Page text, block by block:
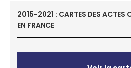
2015-2021 : CARTES DES ACTES
EN FRANCE